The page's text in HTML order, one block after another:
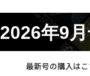
2026年9
最新号の購入は